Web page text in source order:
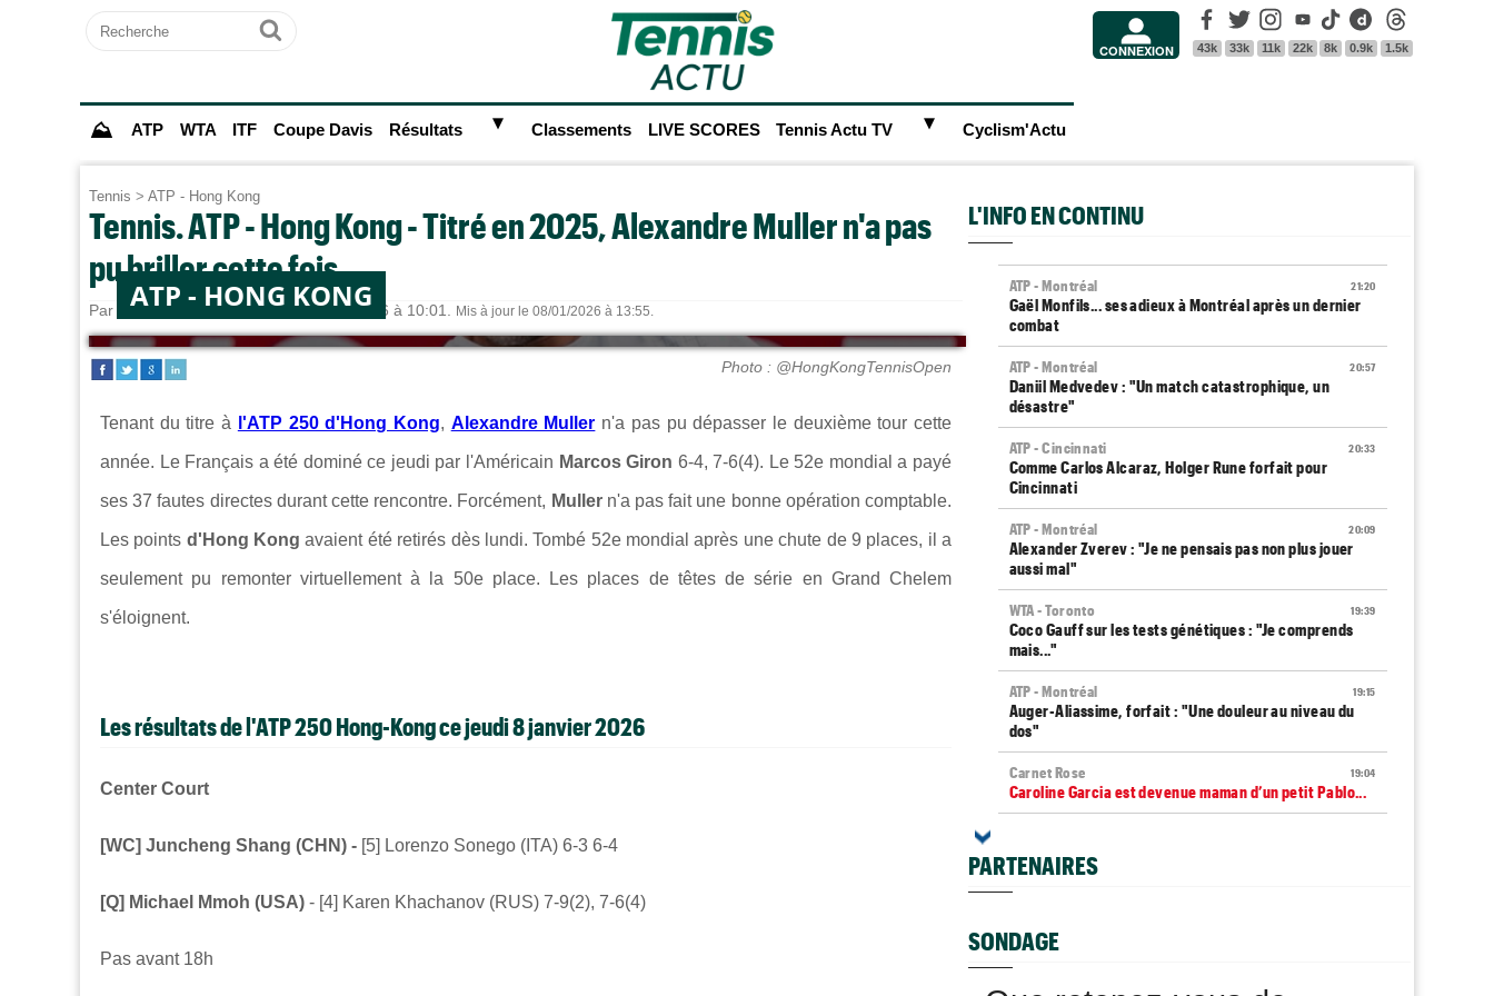
Recherche
Ok CONNEXION
Facebook
43k
Twitter
33k
Instagram
11k
Youtube
22k
Tik Tok
8k
Dailymotion
0.9k 1.5k
⛰ ATP WTA ITF Coupe Davis Résultats ► Classements LIVE SCORES Tennis Actu TV ► Cyclism'Actu
Tennis > ATP - Hong Kong
Tennis. ATP - Hong Kong - Titré en 2025, Alexandre Muller n'a pas
pu briller cette fois...
Par Hugo DERVISSOGLOU le 08/01/2026 à 10:01. Mis à jour le 08/01/2026 à 13:55.
ATP - HONG KONG
Photo : @HongKongTennisOpen
Tenant du titre à l'ATP 250 d'Hong Kong, Alexandre Muller n'a pas pu dépasser le deuxième tour cette
année. Le Français a été dominé ce jeudi par l'Américain Marcos Giron 6-4, 7-6(4). Le 52e mondial a payé
ses 37 fautes directes durant cette rencontre. Forcément, Muller n'a pas fait une bonne opération comptable.
Les points d'Hong Kong avaient été retirés dès lundi. Tombé 52e mondial après une chute de 9 places, il a
seulement pu remonter virtuellement à la 50e place. Les places de têtes de série en Grand Chelem
s'éloignent.
Les résultats de l'ATP 250 Hong-Kong ce jeudi 8 janvier 2026
Center Court
[WC] Juncheng Shang (CHN) - [5] Lorenzo Sonego (ITA) 6-3 6-4
[Q] Michael Mmoh (USA) - [4] Karen Khachanov (RUS) 7-9(2), 7-6(4)
Pas avant 18h
L'INFO EN CONTINU
21:20
ATP - Montréal
Gaël Monfils... ses adieux à Montréal après un dernier
combat
20:57
ATP - Montréal
Daniil Medvedev : "Un match catastrophique, un
désastre"
20:33
ATP - Cincinnati
Comme Carlos Alcaraz, Holger Rune forfait pour
Cincinnati
20:09
ATP - Montréal
Alexander Zverev : "Je ne pensais pas non plus jouer
aussi mal"
19:39
WTA - Toronto
Coco Gauff sur les tests génétiques : "Je comprends
mais..."
19:15
ATP - Montréal
Auger-Aliassime, forfait : "Une douleur au niveau du
dos"
19:04
Carnet Rose
Caroline Garcia est devenue maman d’un petit Pablo...
"C'est dommage"
PARTENAIRES
SONDAGE